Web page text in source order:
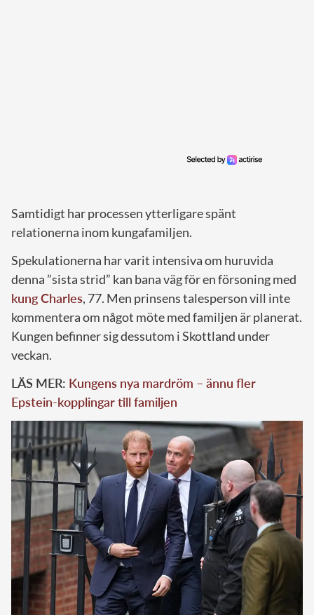
Samtidigt har processen ytterligare spänt
relationerna inom kungafamiljen.
Spekulationerna har varit intensiva om huruvida
denna ”sista strid” kan bana väg för en försoning med
kung Charles, 77. Men prinsens talesperson vill inte
kommentera om något möte med familjen är planerat.
Kungen befinner sig dessutom i Skottland under
veckan.
LÄS MER: Kungens nya mardröm – ännu fler
Epstein-kopplingar till familjen